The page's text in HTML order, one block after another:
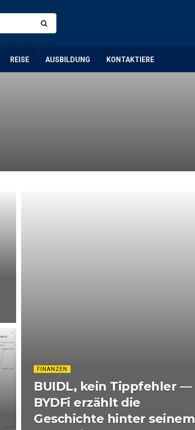
REISE AUSBILDUNG KONTAKTIERE
FINANZEN
BUIDL, kein Tippfehler —
BYDFi erzählt die
Geschichte hinter seinem